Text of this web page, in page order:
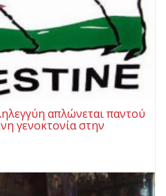
απλώνεται παντού
γενοκτονία στην